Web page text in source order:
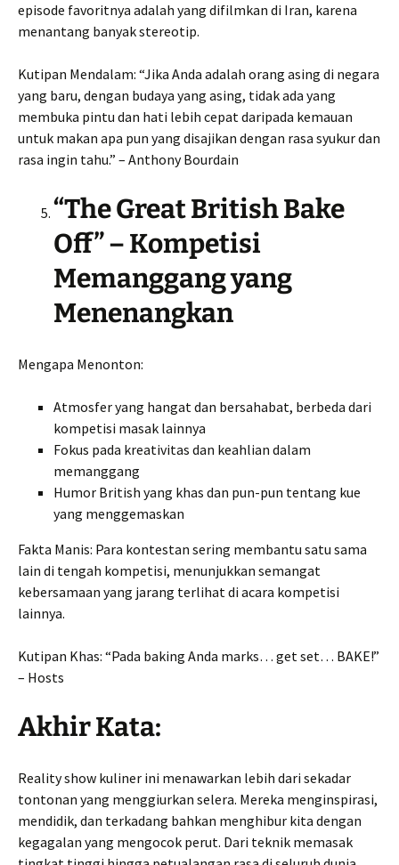
episode favoritnya adalah yang difilmkan di Iran, karena
menantang banyak stereotip.
Kutipan Mendalam: “Jika Anda adalah orang asing di negara
yang baru, dengan budaya yang asing, tidak ada yang
membuka pintu dan hati lebih cepat daripada kemauan
untuk makan apa pun yang disajikan dengan rasa syukur dan
rasa ingin tahu.” – Anthony Bourdain
“The Great British Bake
Off” – Kompetisi
Memanggang yang
Menenangkan
Mengapa Menonton:
Atmosfer yang hangat dan bersahabat, berbeda dari
kompetisi masak lainnya
Fokus pada kreativitas dan keahlian dalam
memanggang
Humor British yang khas dan pun-pun tentang kue
yang menggemaskan
Fakta Manis: Para kontestan sering membantu satu sama
lain di tengah kompetisi, menunjukkan semangat
kebersamaan yang jarang terlihat di acara kompetisi
lainnya.
Kutipan Khas: “Pada baking Anda marks… get set… BAKE!”
– Hosts
Akhir Kata:
Reality show kuliner ini menawarkan lebih dari sekadar
tontonan yang menggiurkan selera. Mereka menginspirasi,
mendidik, dan terkadang bahkan menghibur kita dengan
kegagalan yang mengocok perut. Dari teknik memasak